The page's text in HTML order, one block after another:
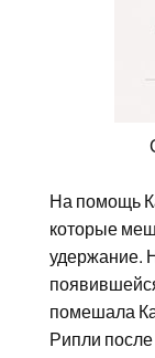
На помощь
которые
удержание.
помешала
Рипли